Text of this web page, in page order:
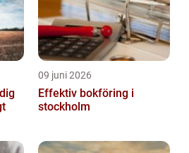
09 juni 2026
Effektiv bokföring i
stockholm